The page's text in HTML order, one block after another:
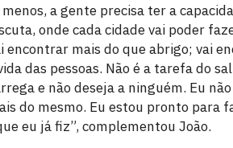
a gente precisa ter a
onde cada cidade vai poder
encontrar mais do que abrigo; vai
das pessoas. Não é a tarefa do
e não deseja a ninguém. Eu
do mesmo. Eu estou pronto para
eu já fiz”, complementou João.